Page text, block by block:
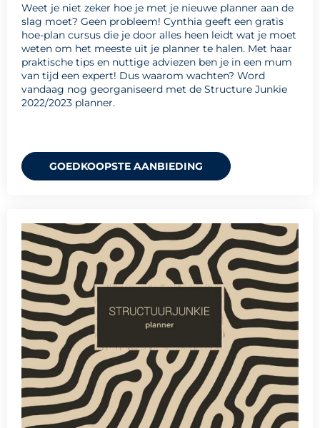
Weet je niet zeker hoe je met je nieuwe planner aan de
slag moet? Geen probleem! Cynthia geeft een gratis
hoe-plan cursus die je door alles heen leidt wat je moet
weten om het meeste uit je planner te halen. Met haar
praktische tips en nuttige adviezen ben je in een mum
van tijd een expert! Dus waarom wachten? Word
vandaag nog georganiseerd met de Structure Junkie
2022/2023 planner.
GOEDKOOPSTE AANBIEDING